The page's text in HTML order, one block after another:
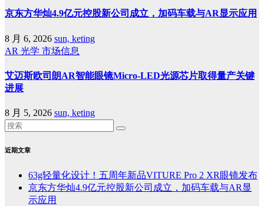
京东方华灿4.9亿元控股新公司成立，加码车载与AR显示应用
8 月 6, 2026 sun, keting
AR 光学 市场信息
艾迈斯欧司朗AR智能眼镜Micro-LED光源芯片取得量产关键
进展
8 月 5, 2026 sun, keting
近期文章
63g轻量化设计！五周年新品VITURE Pro 2 XR眼镜发布
京东方华灿4.9亿元控股新公司成立，加码车载与AR显
示应用